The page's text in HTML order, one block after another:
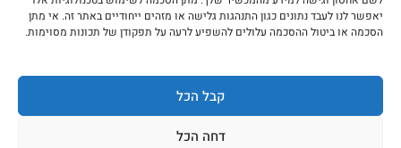
יאפשר לנו לעבד נתונים כגון התנהגות גלישה או מזהים ייחודיים באתר זה. אי מתן
הסכמה או ביטול ההסכמה עלולים להשפיע לרעה על תפקודן של תכונות מסוימות.
קבל הכל
דחה הכל
בשר בקר עגלה משובח
בשר למעשנת
הודו
חלקים אחוריים
מיוחדי מסורת1
נתחי פנים
עוף